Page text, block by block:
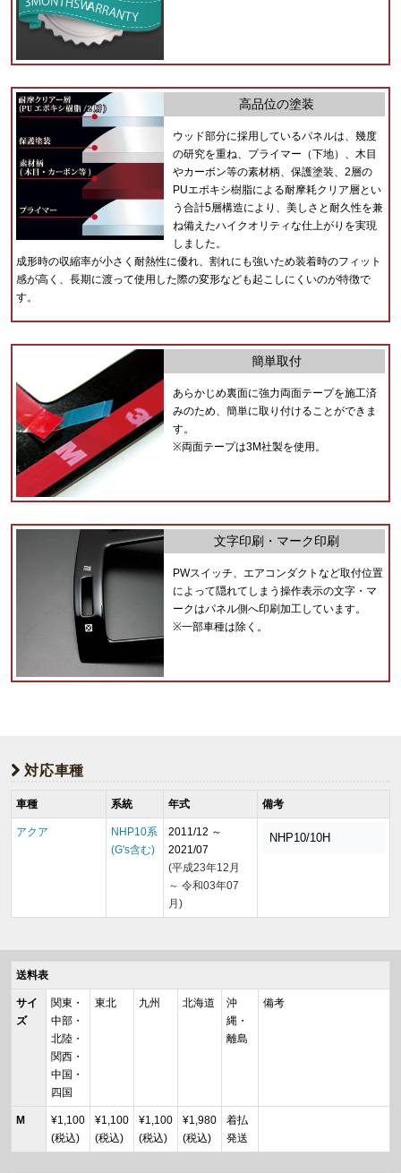
高品位の塗装
ウッド部分に採用しているパネルは、幾度
の研究を重ね、プライマー（下地）、木目
やカーボン等の素材柄、保護塗装、2層の
PUエポキシ樹脂による耐摩耗クリア層とい
う合計5層構造により、美しさと耐久性を兼
ね備えたハイクオリティな仕上がりを実現
しました。
成形時の収縮率が小さく耐熱性に優れ、割れにも強いため装着時のフィット
感が高く、長期に渡って使用した際の変形なども起こしにくいのが特徴で
す。
簡単取付
あらかじめ裏面に強力両面テープを施工済
みのため、簡単に取り付けることができま
す。
※両面テープは3M社製を使用。
文字印刷・マーク印刷
PWスイッチ、エアコンダクトなど取付位置
によって隠れてしまう操作表示の文字・マ
ークはパネル側へ印刷加工しています。
※一部車種は除く。
対応車種
車種 系統 年式 備考
アクア
NHP10系
(G's含む)
2011/12 ～
2021/07
(平成23年12月
～ 令和03年07
月)
NHP10/10H
送料表
サイ
ズ
関東・
中部・
北陸・
関西・
中国・
四国
東北 九州 北海道
沖
縄・
離島
備考
M
¥1,100
(税込)
¥1,100
(税込)
¥1,100
(税込)
¥1,980
(税込)
着払
発送